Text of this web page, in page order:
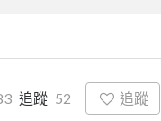
追蹤 52 追蹤